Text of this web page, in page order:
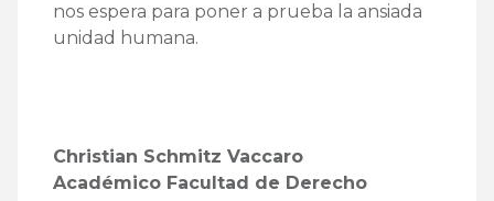
nos espera para poner a prueba la ansiada
unidad humana.
Christian Schmitz Vaccaro
Académico Facultad de Derecho